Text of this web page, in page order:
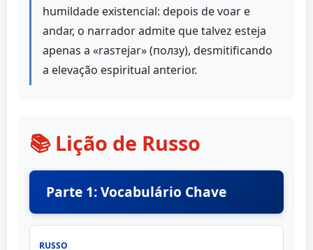
humildade existencial: depois de voar e
andar, o narrador admite que talvez esteja
apenas a «rasтеjar» (ползу), desmitificando
a elevação espiritual anterior.
📚 Lição de Russo
Parte 1: Vocabulário Chave